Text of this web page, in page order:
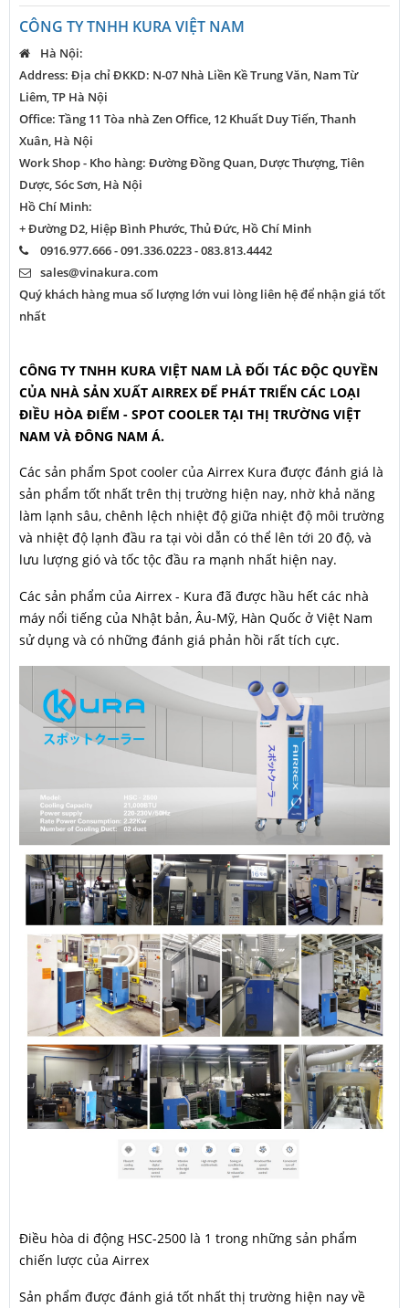
CÔNG TY TNHH KURA VIỆT NAM
Hà Nội:
Address: Địa chỉ ĐKKD: N-07 Nhà Liền Kề Trung Văn, Nam Từ
Liêm, TP Hà Nội
Office: Tầng 11 Tòa nhà Zen Office, 12 Khuất Duy Tiến, Thanh
Xuân, Hà Nội
Work Shop - Kho hàng: Đường Đồng Quan, Dược Thượng, Tiên
Dược, Sóc Sơn, Hà Nội
Hồ Chí Minh:
+ Đường D2, Hiệp Bình Phước, Thủ Đức, Hồ Chí Minh
0916.977.666 - 091.336.0223 - 083.813.4442
sales@vinakura.com
Quý khách hàng mua số lượng lớn vui lòng liên hệ để nhận giá tốt
nhất
CÔNG TY TNHH KURA VIỆT NAM LÀ ĐỐI TÁC ĐỘC QUYỀN
CỦA NHÀ SẢN XUẤT AIRREX ĐỂ PHÁT TRIỂN CÁC LOẠI
ĐIỀU HÒA ĐIỂM - SPOT COOLER TẠI THỊ TRƯỜNG VIỆT
NAM VÀ ĐÔNG NAM Á.
Các sản phẩm Spot cooler của Airrex Kura được đánh giá là
sản phẩm tốt nhất trên thị trường hiện nay, nhờ khả năng
làm lạnh sâu, chênh lệch nhiệt độ giữa nhiệt độ môi trường
và nhiệt độ lạnh đầu ra tại vòi dẫn có thể lên tới 20 độ, và
lưu lượng gió và tốc tộc đầu ra mạnh nhất hiện nay.
Các sản phẩm của Airrex - Kura đã được hầu hết các nhà
máy nổi tiếng của Nhật bản, Âu-Mỹ, Hàn Quốc ở Việt Nam
sử dụng và có những đánh giá phản hồi rất tích cực.
Điều hòa di động HSC-2500 là 1 trong những sản phẩm
chiến lược của Airrex
Sản phẩm được đánh giá tốt nhất thị trường hiện nay về